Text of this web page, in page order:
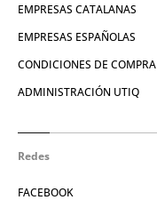
EMPRESAS CATALANAS
EMPRESAS ESPAÑOLAS
CONDICIONES DE COMPRA
ADMINISTRACIÓN UTIQ
Redes
FACEBOOK